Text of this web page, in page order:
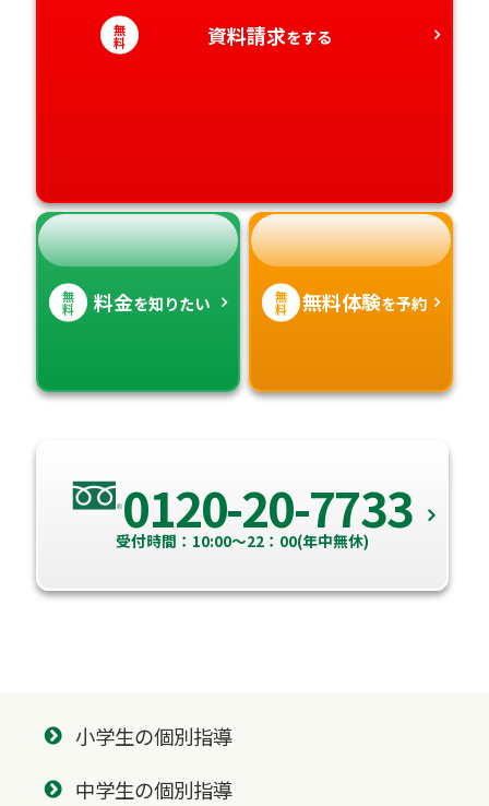
無
料 資料請求をする
無
料 料金を知りたい 無
料 無料体験を予約
0120-20-7733
受付時間：10:00～22：00(年中無休)
小学生の個別指導
中学生の個別指導